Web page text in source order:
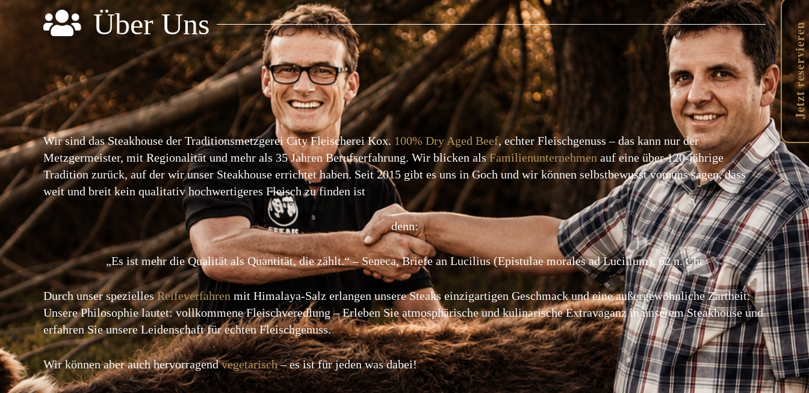
Jetzt reservieren
Über Uns
Wir sind das Steakhouse der Traditionsmetzgerei City Fleischerei Kox. 100% Dry Aged Beef, echter Fleischgenuss – das kann nur der
Metzgermeister, mit Regionalität und mehr als 35 Jahren Berufserfahrung. Wir blicken alsFamilienunternehmen auf eine über 120-jährige
Tradition zurück, auf der wir unser Steakhouse errichtet haben. Seit 2015 gibt es uns in Goch und wir können selbstbewusst von uns sagen, dass
weit und breit kein qualitativ hochwertigeres Fleisch zu finden ist
denn:
„Es ist mehr die Qualität als Quantität, die zählt.“ – Seneca, Briefe an Lucilius (Epistulae morales ad Lucilium), 62 n. Chr
Durch unser speziellesReifeverfahren mit Himalaya-Salz erlangen unsere Steaks einzigartigen Geschmack und eine außergewöhnliche Zartheit.
Unsere Philosophie lautet: vollkommene Fleischveredlung – Erleben Sie atmosphärische und kulinarische Extravaganz in unserem Steakhouse und
erfahren Sie unsere Leidenschaft für echten Fleischgenuss.
Wir können aber auch hervorragendvegetarisch– es ist für jeden was dabei!